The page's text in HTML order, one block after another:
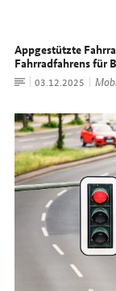
Appgestützte
Fahrradfahrens für
ArtikelDatum:
03.12.2025